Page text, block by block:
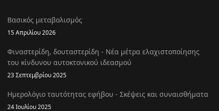
Βασικός μεταβολισμός
15 Απριλίου 2026
Φιναστερίδη, δουταστερίδη - Νέα μέτρα ελαχιστοποίησης
του κίνδυνου αυτοκτονικού ιδεασμού
23 Σεπτεμβρίου 2025
Ημερολόγιο ταυτότητας εφήβου - Σκέψεις και συναισθήματα
24 Ιουλίου 2025